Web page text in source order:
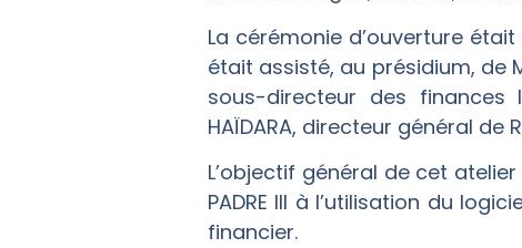
La cérémonie d’ouverture
était assisté, au présidium, de
sous-directeur des finances
HAÏDARA, directeur général de
L’objectif général de cet
PADRE III à l’utilisation du
financier.